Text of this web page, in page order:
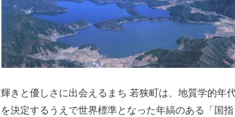
輝きと優しさに出会えるまち 若狭町は、地質学的年代
を決定するうえで世界標準となった年縞のある「国指